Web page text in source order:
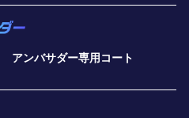
アンバサダー専用コート